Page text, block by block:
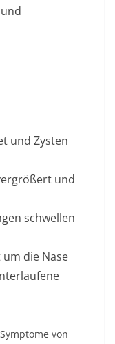
und Zysten
und
schwellen
die Nase
von